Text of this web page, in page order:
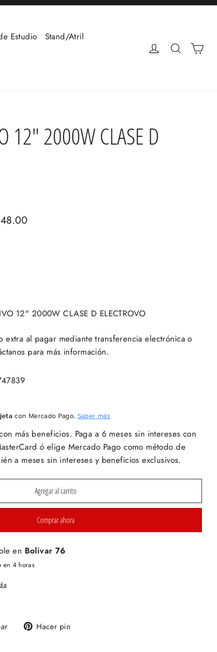
Estudio
Stand/Atril
IngresarBuscar
12" 2000W CLASE D
12" 2000W CLASE D ELECTROVO
extra al pagar mediante transferencia electrónica o
para más información.
con Mercado Pago. Saber más
más beneficios. Paga a 6 meses sin intereses con
ó elige Mercado Pago como método de
a meses sin intereses y beneficios exclusivos.
Agregar al carrito
Comprar ahora
en Bolivar 76
en 4 horas
TuitearHacer pin